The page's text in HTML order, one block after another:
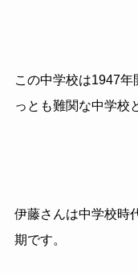
この中学校は1947
っとも難関な中学校
伊藤さんは中学校時
期です。